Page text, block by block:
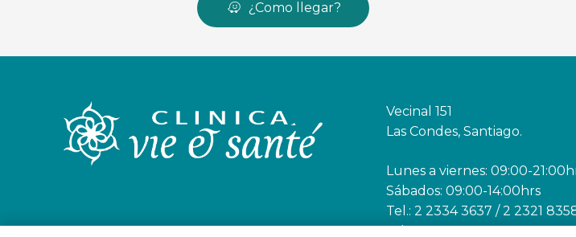
¿Como llegar?
Vecinal 151
Las Condes, Santiago.
Lunes a viernes: 09:00-
Sábados: 09:00-14:00hrs
Tel.: 2 2334 3637 / 2 2321